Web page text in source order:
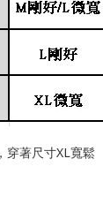
著尺寸XL寬鬆